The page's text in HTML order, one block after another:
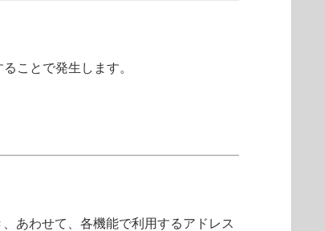
ことで発生します。
あわせて、各機能で利用するアドレス